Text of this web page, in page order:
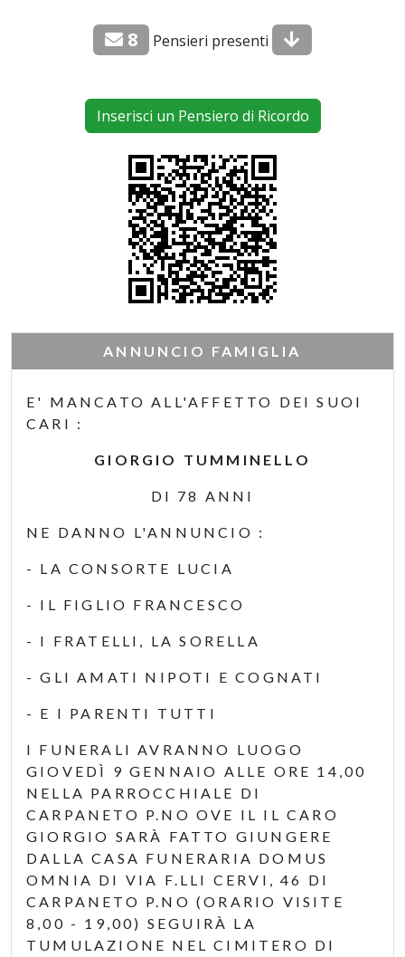
8 Pensieri presenti
Inserisci un Pensiero di Ricordo
ANNUNCIO FAMIGLIA
E' MANCATO ALL'AFFETTO DEI SUOI
CARI :
GIORGIO TUMMINELLO
DI 78 ANNI
NE DANNO L'ANNUNCIO :
- LA CONSORTE LUCIA
- IL FIGLIO FRANCESCO
- I FRATELLI, LA SORELLA
- GLI AMATI NIPOTI E COGNATI
- E I PARENTI TUTTI
I FUNERALI AVRANNO LUOGO
GIOVEDÌ 9 GENNAIO ALLE ORE 14,00
NELLA PARROCCHIALE DI
CARPANETO P.NO OVE IL IL CARO
GIORGIO SARÀ FATTO GIUNGERE
DALLA CASA FUNERARIA DOMUS
OMNIA DI VIA F.LLI CERVI, 46 DI
CARPANETO P.NO (ORARIO VISITE
8,00 - 19,00) SEGUIRÀ LA
TUMULAZIONE NEL CIMITERO DI